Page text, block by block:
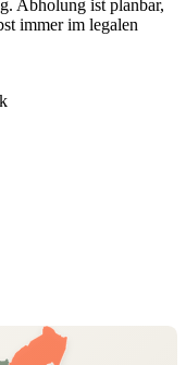
Abholung ist planbar,
immer im legalen